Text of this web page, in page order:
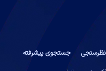
نظرسنجی
جستجوی پیشرفته